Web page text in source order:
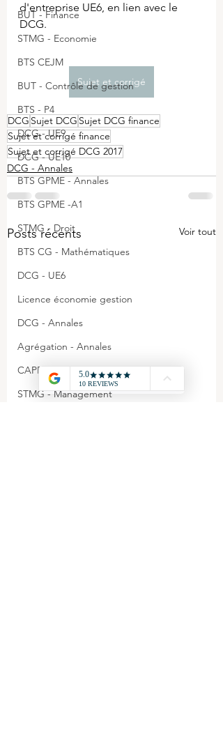
BUT - Finance
STMG - Economie
BTS CEJM
BUT - Contrôle de gestion
BTS - P4
DCG - UE9
DCG - UE10
BTS GPME - Annales
BTS GPME -A1
STMG - Droit
BTS CG - Mathématiques
DCG - UE6
Licence économie gestion
DCG - Annales
Agrégation - Annales
CAPET - Annales
STMG - Management
d'entreprise UE6, en lien avec le
DCG.
Sujet et corrigé
DCG Sujet DCG Sujet DCG finance
Sujet et corrigé finance
Sujet et corrigé DCG 2017
DCG - Annales
Posts récents Voir tout